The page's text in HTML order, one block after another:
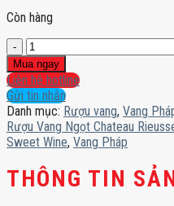
Còn hàng
Rượu
Vang
Ngọt
Chateau
Rieussec
2010
số
lượng
Mua ngay
Liên hệ hotline
Gửi tin nhắn
Danh mục: Rượu vang, Vang
Rượu Vang Ngọt Chateau
Sweet Wine, Vang Pháp
THÔNG TIN